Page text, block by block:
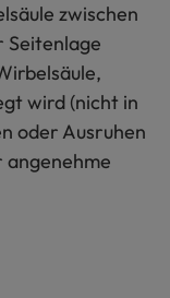
zwischen
Seitenlage
wird (nicht in
oder Ausruhen
angenehme